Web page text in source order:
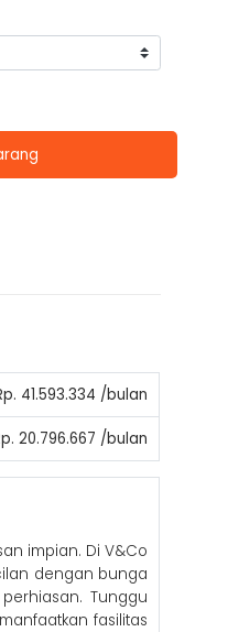
41.593.334 /bulan
20.796.667 /bulan
impian. Di V&Co
dengan bunga
Tunggu
fasilitas